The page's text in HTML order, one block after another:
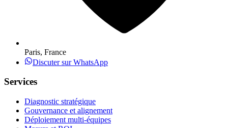
Paris, France
Discuter sur WhatsApp
Services
Diagnostic stratégique
Gouvernance et alignement
Déploiement multi-équipes